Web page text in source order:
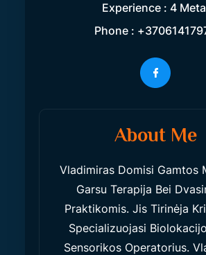
Experience : 4
Phone :
About Me
Vladimiras Domisi Gamtos
Garsu Terapija Bei
Praktikomis. Jis Tirinėja
Specializuojasi
Sensorikos Operatorius.